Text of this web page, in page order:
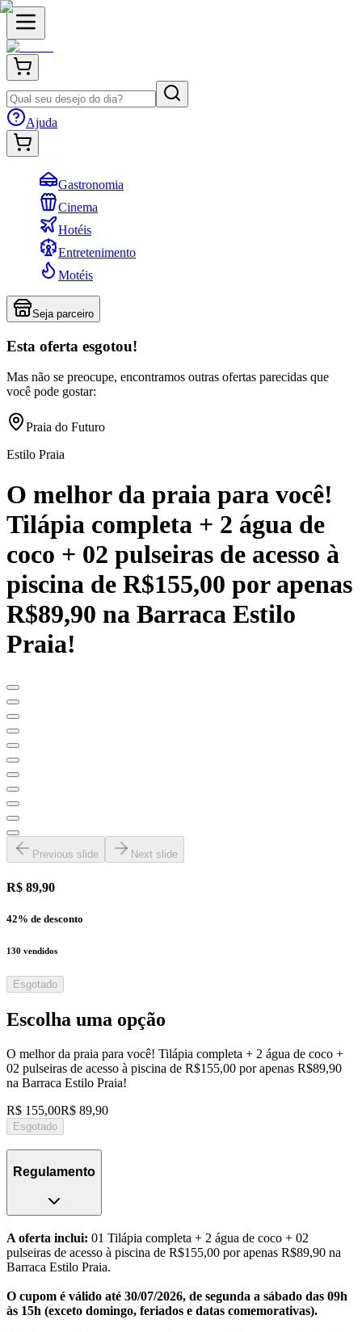
Ajuda
Gastronomia
Cinema
Hotéis
Entretenimento
Motéis
Seja parceiro
Esta oferta esgotou!
Mas não se preocupe, encontramos outras ofertas parecidas que
você pode gostar:
Praia do Futuro
Estilo Praia
O melhor da praia para você!
Tilápia completa + 2 água de
coco + 02 pulseiras de acesso à
piscina de R$155,00 por apenas
R$89,90 na Barraca Estilo
Praia!
Previous slide Next slide
R$ 89,90
42% de desconto
130 vendidos
Esgotado
Escolha uma opção
O melhor da praia para você! Tilápia completa + 2 água de coco +
02 pulseiras de acesso à piscina de R$155,00 por apenas R$89,90
na Barraca Estilo Praia!
R$ 155,00R$ 89,90
Esgotado
Regulamento
A oferta inclui: 01 Tilápia completa + 2 água de coco + 02
pulseiras de acesso à piscina de R$155,00 por apenas R$89,90 na
Barraca Estilo Praia.
O cupom é válido até 30/07/2026, de segunda a sábado das 09h
às 15h (exceto domingo, feriados e datas comemorativas).